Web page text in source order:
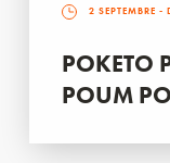
2 SEPTEMBRE -
POKETO
POUM